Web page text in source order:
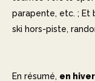
parapente, etc. ; Et
ski hors-piste,
En résumé, en